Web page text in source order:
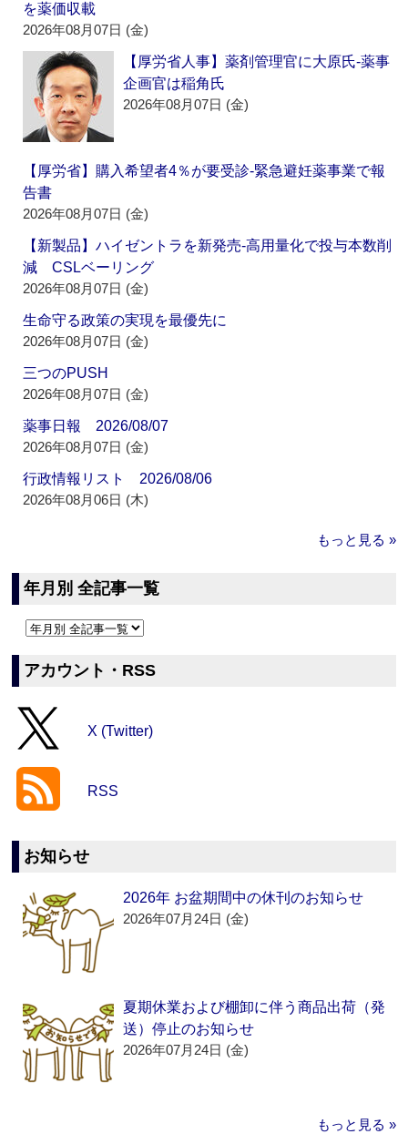
を薬価収載
2026年08月07日 (金)
【厚労省人事】薬剤管理官に大原氏‐薬事
企画官は稲角氏
2026年08月07日 (金)
【厚労省】購入希望者4％が要受診‐緊急避妊薬事業で報
告書
2026年08月07日 (金)
【新製品】ハイゼントラを新発売‐高用量化で投与本数削
減 CSLベーリング
2026年08月07日 (金)
生命守る政策の実現を最優先に
2026年08月07日 (金)
三つのPUSH
2026年08月07日 (金)
薬事日報 2026/08/07
2026年08月07日 (金)
行政情報リスト 2026/08/06
2026年08月06日 (木)
もっと見る »
年月別 全記事一覧
アカウント・RSS
X (Twitter)
RSS
お知らせ
2026年 お盆期間中の休刊のお知らせ
2026年07月24日 (金)
夏期休業および棚卸に伴う商品出荷（発
送）停止のお知らせ
2026年07月24日 (金)
もっと見る »